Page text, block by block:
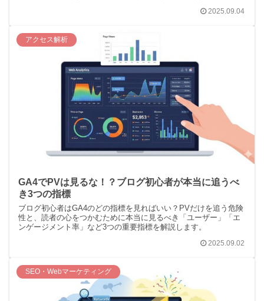
2025.09.04
アクセス解析
GA4でPVは見るな！？ブログ初心者が本当に追うべ
き3つの指標
ブログ初心者はGA4のどの指標を見ればいい？PVだけを追う危険
性と、読者の心をつかむために本当に見るべき「ユーザー」「エ
ンゲージメント率」など3つの重要指標を解説します。
2025.09.02
SEO・Webマーケティング